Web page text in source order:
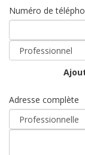
Numéro de
Adresse complète